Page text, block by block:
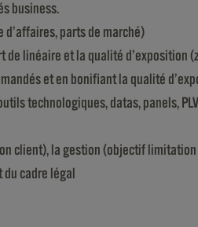
business.
d’affaires, parts de marché)
linéaire et la qualité d’exposition
et en bonifiant la qualité
technologiques, datas, panels,
client), la gestion (objectif
cadre légal